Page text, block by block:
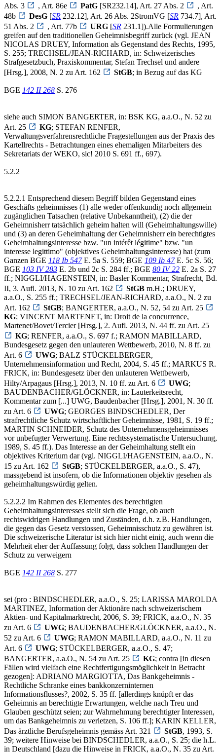
Abs. 3
, Art. 86e PatG [SR232.14], Art. 27 Abs. 2
, Art.
48b
DesG [SR 232.12], Art. 26 Abs. 2StromVG [SR 734.7], Art.
51 Abs. 2
, Art. 77b URG [SR 231.1]).Alle Formulierungen
greifen auf den traditionellen Geheimnisbegriff zurück (vgl. JEAN
NICOLAS DRUEY, Information als Gegenstand des Rechts, 1995,
S. 255; TRECHSEL/JEAN-RICHARD, in: Schweizerisches
Strafgesetzbuch, Praxiskommentar, Stefan Trechsel und andere
[Hrsg.], 2008, N. 2 zu Art. 162
StGB; in Bezug auf das KG
BGE 142 II 268 S. 276
siehe auch SIMON BANGERTER, in: BSK KG, a.a.O., N. 52 zu
Art. 25
KG; STEFAN RENFER,
Verwaltungsverfahrensrechtliche Fragestellungen aus der Praxis des
Kartellrechts - Betrachtungen eines ehemaligen Mitarbeiters des
Sekretariats der WEKO, sic! 2010 S. 691 ff., 697).
5.2.2
5.2.2.1 Entsprechend diesem Begriff bilden Gegenstand eines
Geschäfts geheimnisses (1) alle weder offenkundig noch allgemein
zugänglichen Tatsachen (relative Unbekanntheit), (2) die der
Geheimnisherr tatsächlich geheim halten will (Geheimhaltungswille)
und (3) an deren Geheimhaltung der Geheimnisherr ein berechtigtes
Geheimhaltungsinteresse bzw. "un intérêt légitime" bzw. "un
interesse legittimo" (objektives Geheimhaltungsinteresse) hat (zum
Ganzen BGE 118 Ib 547E. 5a S. 559; BGE 109 Ib 47E. 5c S. 56;
BGE 103 IV 283 E. 2b und 2c S. 284 ff.; BGE 80 IV 22 E. 2a S. 27
ff.; NIGGLI/HAGENSTEIN, in: Basler Kommentar, Strafrecht, Bd.
II, 3. Aufl. 2013, N. 10 zu Art. 162
StGB m.H.; DRUEY,
a.a.O., S. 255 ff.; TRECHSEL/JEAN-RICHARD, a.a.O., N. 2 zu
Art. 162
StGB; BANGERTER, a.a.O., N. 52, 54 zu Art. 25
KG; VINCENT MARTENET, in: Droit de la concurrence,
Martenet/Bovet/Tercier [Hrsg.], 2. Aufl. 2013, N. 44 ff. zu Art. 25
KG; RENFER, a.a.O., S. 697 f.; RAMON MABILLARD,
Bundesgesetz gegen den unlauteren Wettbewerb, 2010, N. 8 ff. zu
Art. 6
UWG; BALZ STÜCKELBERGER,
Unternehmensinformation und Recht, 2004, S. 45 ff.; MARKUS R.
FRICK, in: Bundesgesetz über den unlauteren Wettbewerb,
Hilty/Arpagaus [Hrsg.], 2013, N. 10 ff. zu Art. 6
UWG;
BAUDENBACHER/GLÖCKNER, in: Lauterkeitsrecht,
Kommentar zum [...] UWG, Baudenbacher [Hrsg.], 2001, N. 30 ff.
zu Art. 6
UWG; GEORGES BINDSCHEDLER, Der
strafrechtliche Schutz wirtschaftlicher Geheimnisse, 1981, S. 19 ff.;
MARTIN SCHNEIDER, Schutz des Unternehmensgeheimnisses
vor unbefugter Verwertung. Eine rechtssystematische Untersuchung,
1989, S. 45 ff.). Das Interesse an der Geheimhaltung stellt ein
objektives Kriterium dar (vgl. NIGGLI/HAGENSTEIN, a.a.O., N.
15 zu Art. 162
StGB; STÜCKELBERGER, a.a.O., S. 47),
massgebend ist insofern, ob die Informationen objektiv gesehen als
geheimhaltungswürdig gelten.
5.2.2.2 Im Rahmen des Elementes des berechtigten
Geheimhaltungsinteresses stellt sich die Frage, ob auch
rechtswidrigen Handlungen und Zuständen, d.h. z.B. Handlungen,
die gegen das Gesetz verstossen, Geheimnisschutz zu gewähren ist.
Die schweizerische Literatur ist sich hier nicht einig, auch wenn die
Mehrheit eher der Auffassung folgt, dass solchen Handlungen der
Schutz zu verweigern
BGE 142 II 268 S. 277
sei (pro : BINDSCHEDLER, a.a.O., S. 25; LARISSA MAROLDA
MARTINEZ, Information der Aktionäre nach schweizerischem
Aktien- und Kapitalmarktrecht, 2006, S. 39; FRICK, a.a.O., N. 35
zu Art. 6
UWG; BAUDENBACHER/GLÖCKNER, a.a.O., N.
52 zu Art. 6
UWG; RAMON MABILLARD, a.a.O., N. 11 zu
Art. 6
UWG; STÜCKELBERGER, a.a.O., S. 47;
BANGERTER, a.a.O., N. 54 zu Art. 25
KG; contra [in diesen
Fällen wird vielfach eine Rechtfertigungsmöglichkeit in Betracht
gezogen]: ADRIANO MARGIOTTA, Das Bankgeheimnis -
Rechtliche Schranke eines bankkonzerninternen
Informationsflusses?, 2002, S. 35 ff. [allerdings knüpft er das
Geheimnis an berechtigte Erwartungen, welche nach Treu und
Glauben geschützt seien; zur Wahrnehmung berechtigter Interessen,
um das Bankgeheimnis zu verletzen, S. 106 ff.]; KARIN KELLER,
Das ärztliche Berufsgeheimnis gemäss Art. 321
StGB, 1993, S.
39; weitere Hinweise bei BINDSCHEDLER, a.a.O., S. 25; die h.L.
in Deutschland [dazu die Hinweise in FRICK, a.a.O., N. 35 zu Art.